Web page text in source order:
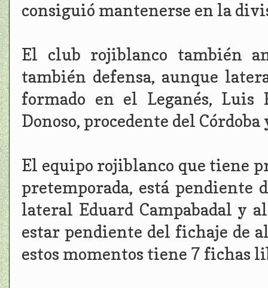
consiguió mantenerse en la
El club rojiblanco también
también defensa, aunque
formado en el Leganés,
Donoso, procedente del
El equipo rojiblanco que tiene
pretemporada, está pendiente
lateral Eduard Campabadal y
estar pendiente del fichaje de
estos momentos tiene 7 fichas